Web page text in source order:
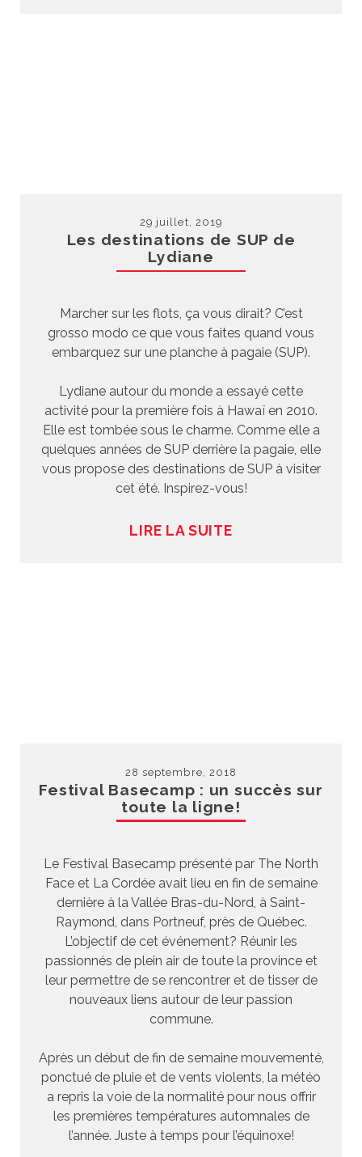
29 juillet, 2019
Les destinations de SUP de
Lydiane
Marcher sur les flots, ça vous dirait? C’est
grosso modo ce que vous faites quand vous
embarquez sur une planche à pagaie (SUP).
Lydiane autour du monde a essayé cette
activité pour la première fois à Hawaï en 2010.
Elle est tombée sous le charme. Comme elle a
quelques années de SUP derrière la pagaie, elle
vous propose des destinations de SUP à visiter
cet été. Inspirez-vous!
LIRE LA SUITE
28 septembre, 2018
Festival Basecamp : un succès sur
toute la ligne!
Le Festival Basecamp présenté par The North
Face et La Cordée avait lieu en fin de semaine
dernière à la Vallée Bras-du-Nord, à Saint-
Raymond, dans Portneuf, près de Québec.
L’objectif de cet événement? Réunir les
passionnés de plein air de toute la province et
leur permettre de se rencontrer et de tisser de
nouveaux liens autour de leur passion
commune.
Après un début de fin de semaine mouvementé,
ponctué de pluie et de vents violents, la météo
a repris la voie de la normalité pour nous offrir
les premières températures automnales de
l’année. Juste à temps pour l’équinoxe!